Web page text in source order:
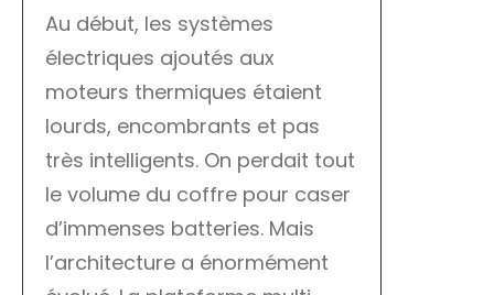
Au début, les systèmes
électriques ajoutés aux
moteurs thermiques étaient
lourds, encombrants et pas
très intelligents. On perdait tout
le volume du coffre pour caser
d’immenses batteries. Mais
l’architecture a énormément